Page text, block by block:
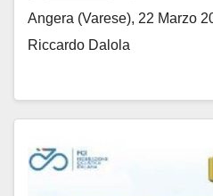
Carlo Vai
Angera (Varese), 22 Marzo
Riccardo Dalola